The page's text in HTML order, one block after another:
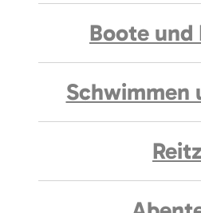
Boote
Schwimmen